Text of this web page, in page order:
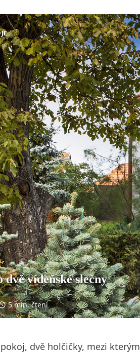
dvě vídeňské slečny
5 min. čtení
dvě holčičky, mezi